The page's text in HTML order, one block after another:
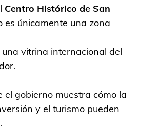
Centro Histórico de San
es únicamente una zona
vitrina internacional del
el gobierno muestra cómo la
y el turismo pueden